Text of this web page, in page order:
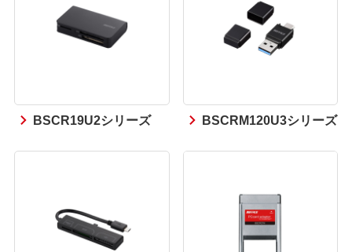
BSCR19U2シリーズ BSCRM120U3シリーズ